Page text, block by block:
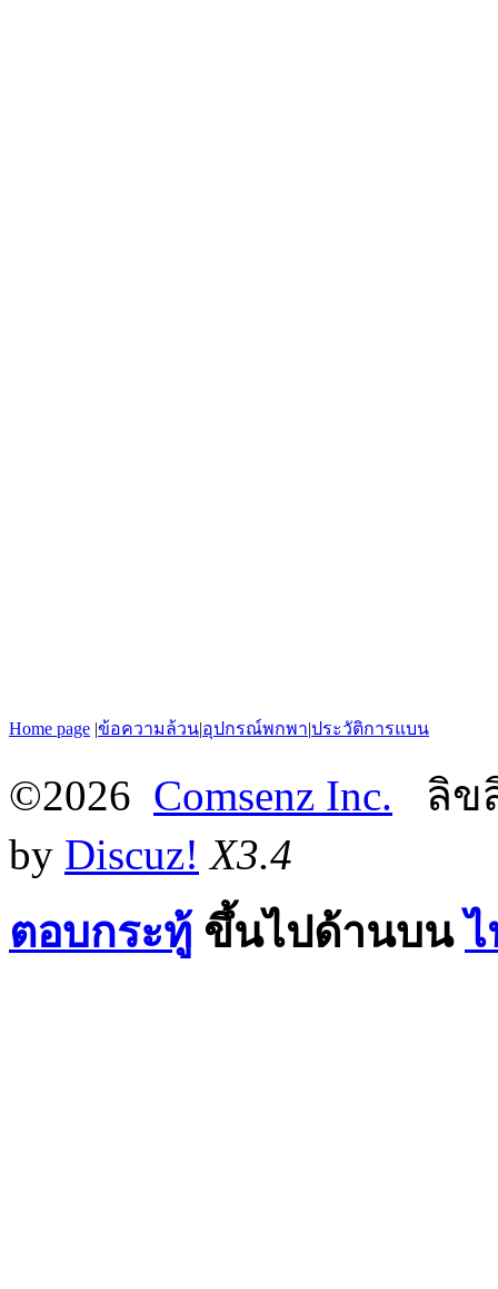
Home page |ข้อความล้วน|อุปกรณ์พกพา|ประวัติการแบน
©2026 Comsenz Inc. ลิข
by Discuz! X3.4
ตอบกระทู้ ขึ้นไปด้านบน